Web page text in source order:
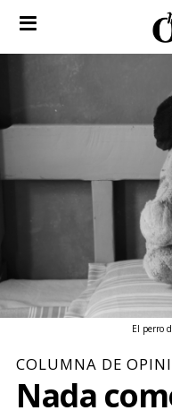
El perro
COLUMNA DE
Nada